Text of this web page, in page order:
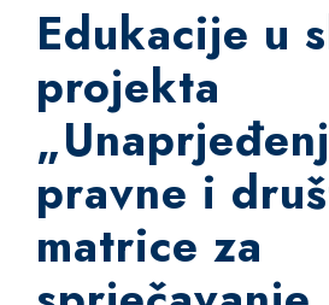
Edukacije u
projekta
pravne i
matrice za